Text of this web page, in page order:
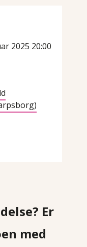
2025 20:00
Er
med